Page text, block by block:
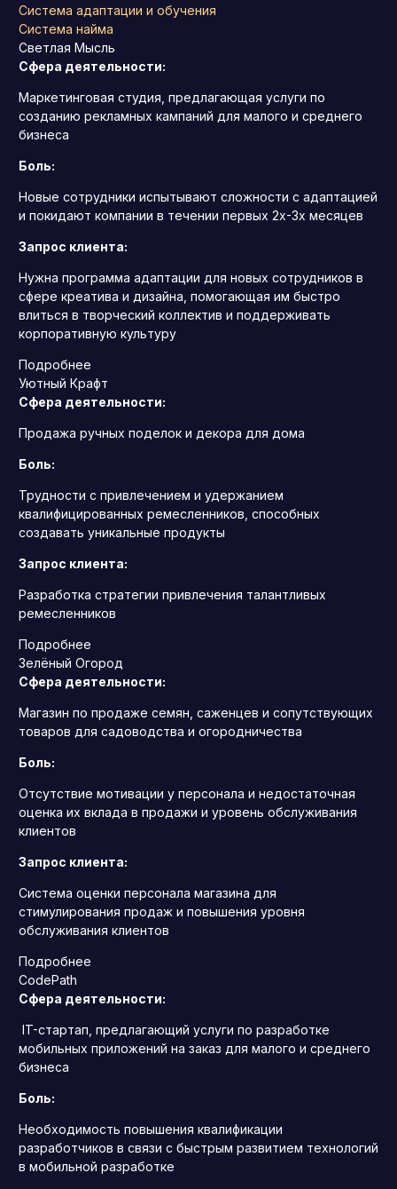
Система адаптации и обучения
Система найма
Светлая Мысль
Сфера деятельности:
Маркетинговая студия, предлагающая услуги по
созданию рекламных кампаний для малого и среднего
бизнеса
Боль:
Новые сотрудники испытывают сложности с адаптацией
и покидают компании в течении первых 2х-3х месяцев
Запрос клиента:
Нужна программа адаптации для новых сотрудников в
сфере креатива и дизайна, помогающая им быстро
влиться в творческий коллектив и поддерживать
корпоративную культуру
Подробнее
Уютный Крафт
Сфера деятельности:
Продажа ручных поделок и декора для дома
Боль:
Трудности с привлечением и удержанием
квалифицированных ремесленников, способных
создавать уникальные продукты
Запрос клиента:
Разработка стратегии привлечения талантливых
ремесленников
Подробнее
Зелёный Огород
Сфера деятельности:
Магазин по продаже семян, саженцев и сопутствующих
товаров для садоводства и огородничества
Боль:
Отсутствие мотивации у персонала и недостаточная
оценка их вклада в продажи и уровень обслуживания
клиентов
Запрос клиента:
Система оценки персонала магазина для
стимулирования продаж и повышения уровня
обслуживания клиентов
Подробнее
CodePath
Сфера деятельности:
IT-стартап, предлагающий услуги по разработке
мобильных приложений на заказ для малого и среднего
бизнеса
Боль:
Необходимость повышения квалификации
разработчиков в связи с быстрым развитием технологий
в мобильной разработке